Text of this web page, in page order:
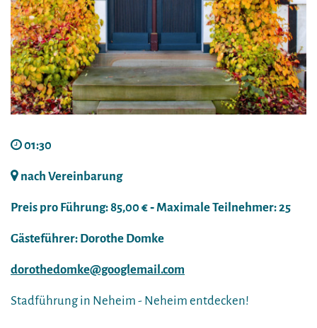
01:30
nach Vereinbarung
Preis pro Führung: 85,00 € ‐ Maximale Teilnehmer: 25
Gästeführer: Dorothe Domke
dorothedomke@googlemail.com
Stadführung in Neheim - Neheim entdecken!